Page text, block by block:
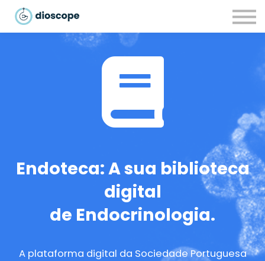
Parcerias
CONTACTOS
LOGIN
Endoteca: A sua biblioteca
digital
de Endocrinologia.
A plataforma digital da Sociedade Portuguesa